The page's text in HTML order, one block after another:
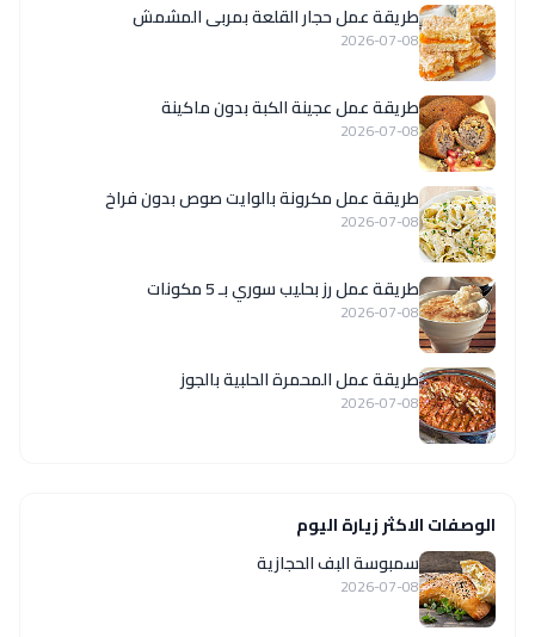
طريقة عمل حجار القلعة بمربى المشمش
2026-07-08
طريقة عمل عجينة الكبة بدون ماكينة
2026-07-08
طريقة عمل مكرونة بالوايت صوص بدون فراخ
2026-07-08
طريقة عمل رز بحليب سوري بـ 5 مكونات
2026-07-08
طريقة عمل المحمرة الحلبية بالجوز
2026-07-08
الوصفات الاكثر زيارة اليوم
سمبوسة البف الحجازية
2026-07-08